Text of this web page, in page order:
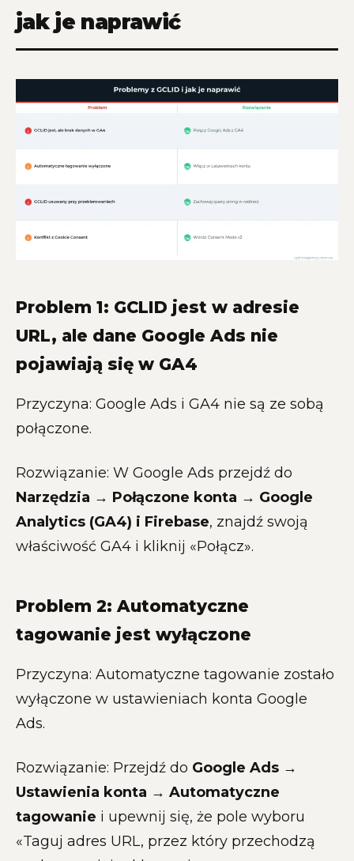
jak je naprawić
Problem 1: GCLID jest w adresie
URL, ale dane Google Ads nie
pojawiają się w GA4
Przyczyna: Google Ads i GA4 nie są ze sobą
połączone.
Rozwiązanie: W Google Ads przejdź do
Narzędzia → Połączone konta → Google
Analytics (GA4) i Firebase, znajdź swoją
właściwość GA4 i kliknij «Połącz».
Problem 2: Automatyczne
tagowanie jest wyłączone
Przyczyna: Automatyczne tagowanie zostało
wyłączone w ustawieniach konta Google
Ads.
Rozwiązanie: Przejdź do Google Ads →
Ustawienia konta → Automatyczne
tagowanie i upewnij się, że pole wyboru
«Taguj adres URL, przez który przechodzą